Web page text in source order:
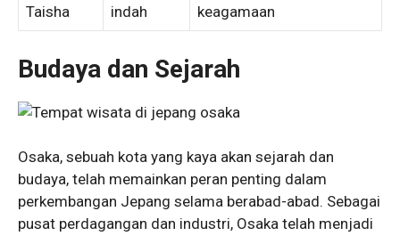
Taisha
indah
keagamaan
Budaya dan Sejarah
Osaka, sebuah kota yang kaya akan sejarah dan
budaya, telah memainkan peran penting dalam
perkembangan Jepang selama berabad-abad. Sebagai
pusat perdagangan dan industri, Osaka telah menjadi